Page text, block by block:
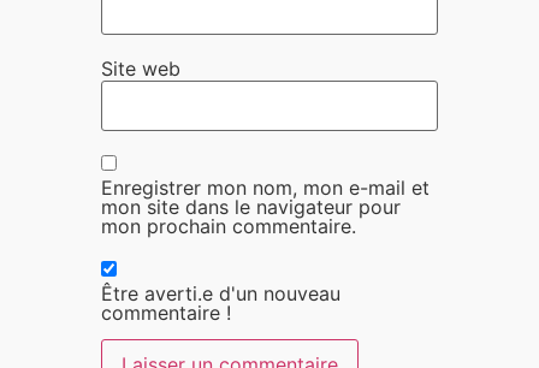
Site web
Enregistrer mon nom, mon e-mail et
mon site dans le navigateur pour
mon prochain commentaire.
Être averti.e d'un nouveau
commentaire !